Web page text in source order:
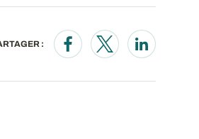
:
Opens in a new window
Opens in a new
Opens in